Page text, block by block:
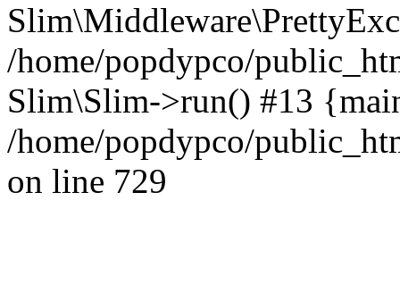
/home/popdypco/
Slim\Slim->run() #13
/home/popdypco/
on line 729